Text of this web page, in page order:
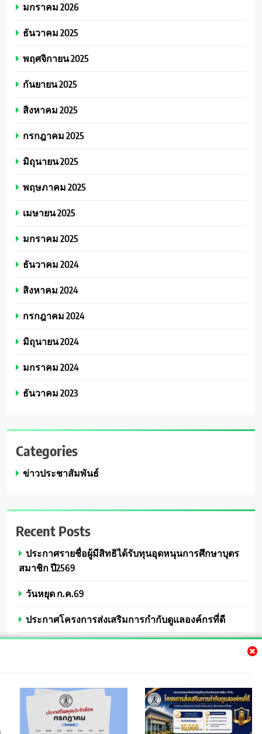
มกราคม 2026
ธันวาคม 2025
พฤศจิกายน 2025
กันยายน 2025
สิงหาคม 2025
กรกฎาคม 2025
มิถุนายน 2025
พฤษภาคม 2025
เมษายน 2025
มกราคม 2025
ธันวาคม 2024
สิงหาคม 2024
กรกฎาคม 2024
มิถุนายน 2024
มกราคม 2024
ธันวาคม 2023
Categories
ข่าวประชาสัมพันธ์
Recent Posts
ประกาศรายชื่อผู้มีสิทธิได้รับทุนอุดหนุนการศึกษาบุตร
สมาชิก ปี2569
วันหยุด ก.ค.69
ประกาศโครงการส่งเสริมการกำกับดูแลองค์กรที่ดี